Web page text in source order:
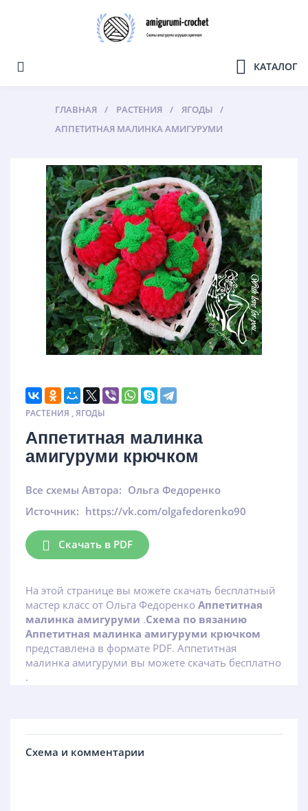
КАТАЛОГ
ГЛАВНАЯ РАСТЕНИЯ
ЯГОДЫ
АППЕТИТНАЯ МАЛИНКА АМИГУРУМИ
РАСТЕНИЯ ,ЯГОДЫ
Аппетитная малинка
амигуруми крючком
Все схемы Автора: Ольга Федоренко
Источник: https://vk.com/olgafedorenko90
Скачать в PDF
На этой странице вы можете скачать бесплатный
мастер класс от Ольга Федоренко Аппетитная
малинка амигуруми .Схема по вязанию
Аппетитная малинка амигуруми крючком
представлена в формате PDF. Аппетитная
малинка амигуруми вы можете скачать бесплатно
.
Схема и комментарии